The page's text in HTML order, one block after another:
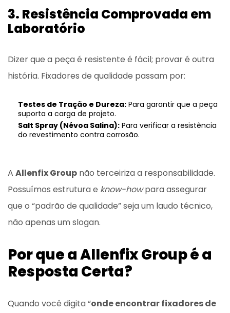
3. Resistência Comprovada em
Laboratório
Dizer que a peça é resistente é fácil; provar é outra
história. Fixadores de qualidade passam por:
Testes de Tração e Dureza: Para garantir que a peça
suporta a carga de projeto.
Salt Spray (Névoa Salina): Para verificar a resistência
do revestimento contra corrosão.
A Allenfix Group não terceiriza a responsabilidade.
Possuímos estrutura e know-howpara assegurar
que o “padrão de qualidade” seja um laudo técnico,
não apenas um slogan.
Por que a Allenfix Group é a
Resposta Certa?
Quando você digita “onde encontrar fixadores de